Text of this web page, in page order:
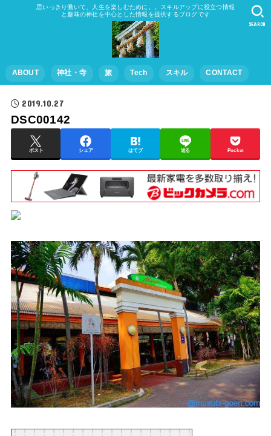
思いっきり働いて、人生を楽しむために。。スキルアップに役立つ情報
と趣味の神社を中心とした情報を提供するブログです
ABOUT 神社・寺 旅 Tech スキル CONTACT
SEARCH
2019.10.27
DSC00142
ポスト シェア はてブ 送る Pocket